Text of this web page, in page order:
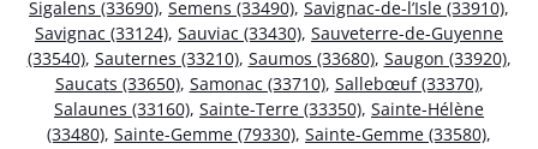
Sigalens (33690), Semens (33490), Savignac-de-l’Isle (33910),
Savignac (33124), Sauviac (33430), Sauveterre-de-Guyenne
(33540), Sauternes (33210), Saumos (33680), Saugon (33920),
Saucats (33650), Samonac (33710), Sallebœuf (33370),
Salaunes (33160), Sainte-Terre (33350), Sainte-Hélène
(33480), Sainte-Gemme (79330), Sainte-Gemme (33580),